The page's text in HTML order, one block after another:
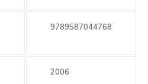
9789587044768
2006